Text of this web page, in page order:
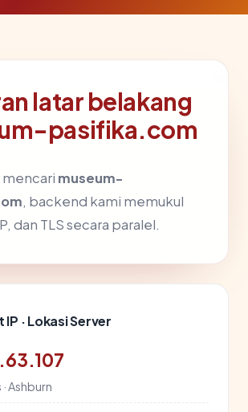
latar belakang
pasifika.com
mencari museum-
, backend kami memukul
dan TLS secara paralel.
· Lokasi Server
Ashburn